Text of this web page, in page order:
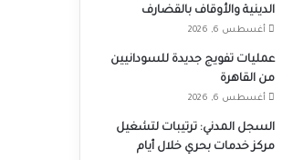
الدينية والأوقاف بالقضارف
أغسطس 6, 2026
عمليات تفويج جديدة للسودانيين
من القاهرة
أغسطس 6, 2026
السجل المدني: ترتيبات لتشغيل
مركز خدمات بحري خلال أيام